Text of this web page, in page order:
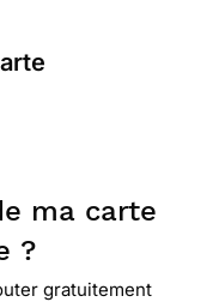
ma carte
?
gratuitement